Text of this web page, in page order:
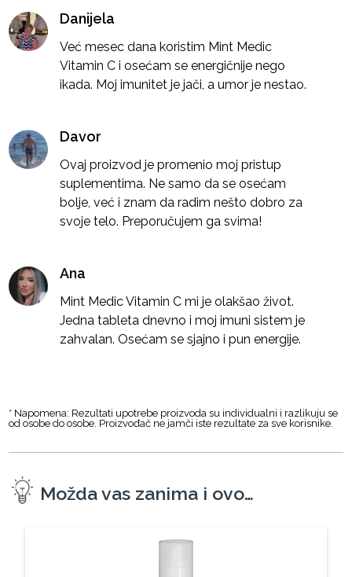
Danijela
Već mesec dana koristim Mint Medic
Vitamin C i osećam se energičnije nego
ikada. Moj imunitet je jači, a umor je nestao.
Davor
Ovaj proizvod je promenio moj pristup
suplementima. Ne samo da se osećam
bolje, već i znam da radim nešto dobro za
svoje telo. Preporučujem ga svima!
Ana
Mint Medic Vitamin C mi je olakšao život.
Jedna tableta dnevno i moj imuni sistem je
zahvalan. Osećam se sjajno i pun energije.
* Napomena: Rezultati upotrebe proizvoda su individualni i razlikuju se
od osobe do osobe. Proizvođač ne jamči iste rezultate za sve korisnike.
Možda vas zanima i ovo…